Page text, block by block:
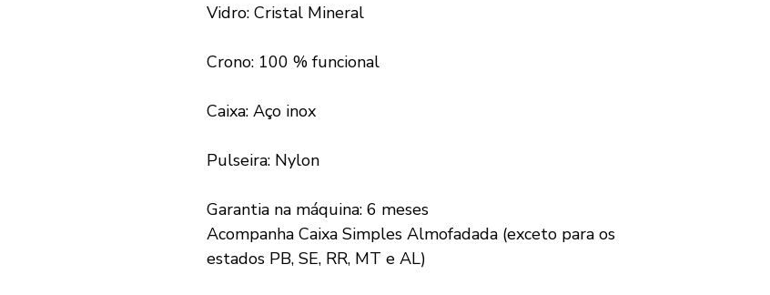
Vidro: Cristal Mineral
Crono: 100 % funcional
Caixa: Aço inox
Pulseira: Nylon
Garantia na máquina: 6 meses
Acompanha Caixa Simples Almofadada (exceto para os
estados PB, SE, RR, MT e AL)